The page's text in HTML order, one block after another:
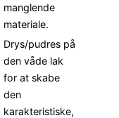
manglende
materiale.
Drys/pudres på
den våde lak
for at skabe
den
karakteristiske,